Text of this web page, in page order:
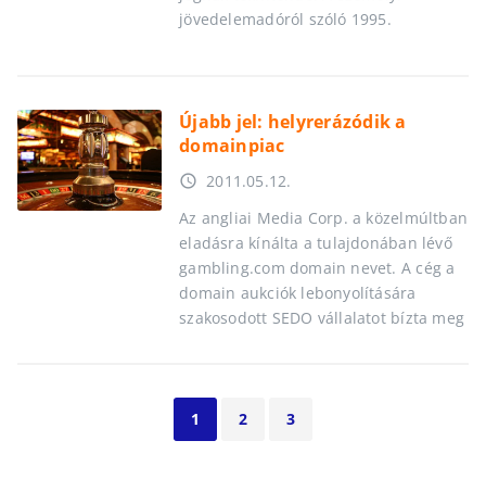
jövedelemadóról szóló 1995.
Újabb jel: helyrerázódik a
domainpiac
access_time 2011.05.12.
Az angliai Media Corp. a közelmúltban
eladásra kínálta a tulajdonában lévő
gambling.com domain nevet. A cég a
domain aukciók lebonyolítására
szakosodott SEDO vállalatot bízta meg
1 2 3